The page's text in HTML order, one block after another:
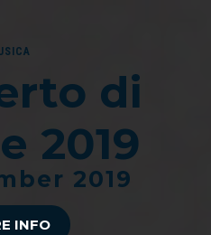
di
2019
2019
INFO